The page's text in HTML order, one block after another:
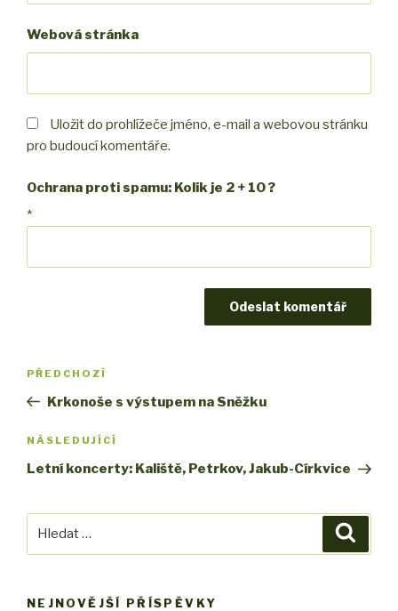
Webová stránka
Uložit do prohlížeče jméno, e-mail a webovou stránku
pro budoucí komentáře.
Ochrana proti spamu: Kolik je 2 + 10 ?
*
Navigace
příspěvek
Předchozí
příspěvek
PŘEDCHOZÍ
Krkonoše s výstupem na Sněžku
Následující
příspěvek
NÁSLEDUJÍCÍ
Letní koncerty: Kaliště, Petrkov, Jakub-Církvice
NEJNOVĚJŠÍ PŘÍSPĚVKY